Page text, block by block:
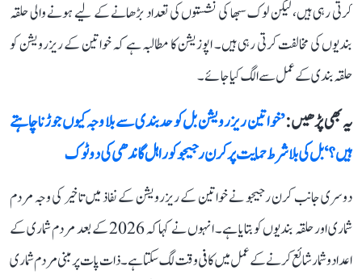
کرتی رہی ہیں، لیکن لوک سبھا کی نشستوں کی تعداد بڑھانے کے لیے ہونے والی حلقہ
بندیوں کی مخالفت کرتی رہی ہیں۔ اپوزیشن کا مطالبہ ہے کہ خواتین کے ریزرویشن کو
حلقہ بندی کے عمل سے الگ کیا جائے۔
یہ بھی پڑھیں :’خواتین ریزرویشن بل کو حدبندی سے بلا وجہ کیوں جوڑنا چاہتے
ہیں؟‘ بل کی بلا شرط حمایت پر کرن رجیجو کو راہل گاندھی کی دوٹوک
دوسری جانب کرن رجیجو نے خواتین کے ریزرویشن کے نفاذ میں تاخیر کی وجہ مردم
شماری اور حلقہ بندیوں کو بتایا ہے۔ انہوں نے کہا کہ 2026 کے بعد مردم شماری کے
اعداد و شمار شائع کرنے کے عمل میں کافی وقت لگ سکتا ہے۔ ذات پات پر مبنی مردم شماری